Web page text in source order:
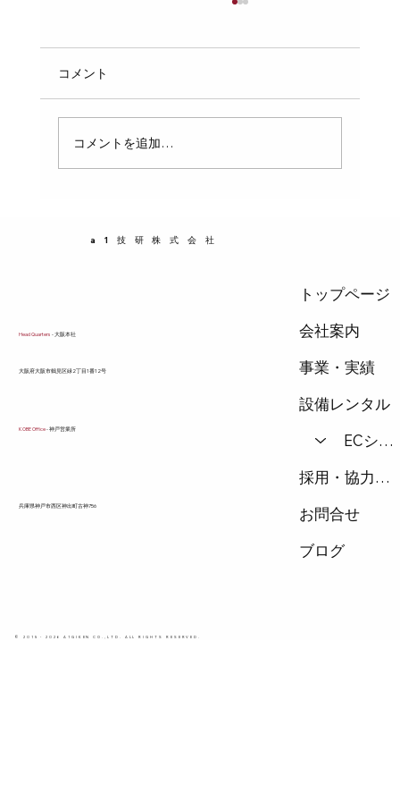
配管工事において、パイプの支持間隔（支持ピ
ッチ）は非常に重要なポイントです。適切な支
持間隔を守らなければ、パイプが自重や内部の
水の重さでたわみ、破損や漏水の原因になりま
供します。 支持間隔が重要な理由 パイプは自
コメント
コメントを追加…
a1技研株式会社
Head Quarters- 大阪本社
​大阪府大阪市鶴見区緑2丁目1番12号
KOBE Office- 神戸営業所
兵庫県神戸市西区神出町古神756
© 2015 - 2026 A1GIKEN CO.,LTD. ALL RIGHTS RESERVED.
トップページ
会社案内
事業・実績
設備レンタル
ECショップ
採用・協力会社
お問合せ
ブログ